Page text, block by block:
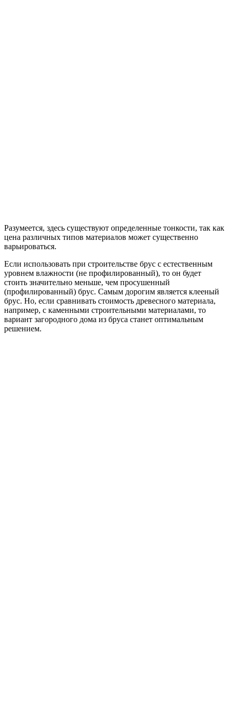
Разумеется, здесь существуют определенные тонкости, так как
цена различных типов материалов может существенно
варьироваться.
Если использовать при строительстве брус с естественным
уровнем влажности (не профилированный), то он будет
стоить значительно меньше, чем просушенный
(профилированный) брус. Самым дорогим является клееный
брус. Но, если сравнивать стоимость древесного материала,
например, с каменными строительными материалами, то
вариант загородного дома из бруса станет оптимальным
решением.